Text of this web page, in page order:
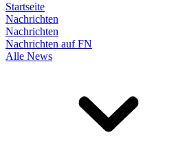
Startseite
Nachrichten
Nachrichten
Nachrichten auf FN
Alle News